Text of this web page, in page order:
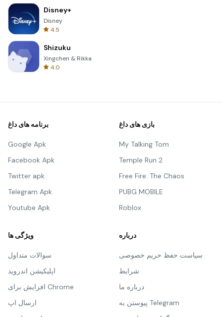
Disney+
Disney
4.5
Shizuku
Xingchen & Rikka
4.0
برنامه های داغ
Google Apk
Facebook Apk
Twitter apk
Telegram Apk
Youtube Apk
بازی های داغ
My Talking Tom
Temple Run 2
Free Fire: The Chaos
PUBG MOBILE
Roblox
ویژگی ها
سوالات متداول
اپلیکیشن اندروید
افزایش برای Chrome
ارسال اپ
درباره
سیاست حفظ حریم خصوصی
شرایط
درباره ما
پیوستن به Telegram